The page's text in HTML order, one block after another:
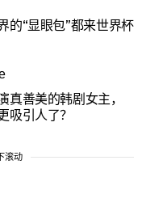
的“显眼包”都来世界杯
真善美的韩剧女主，
吸引人了？
滚动